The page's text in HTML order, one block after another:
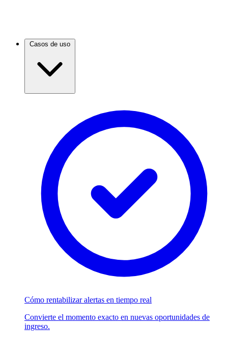
Casos de uso
Cómo rentabilizar alertas en tiempo real
Convierte el momento exacto en nuevas oportunidades de
ingreso.